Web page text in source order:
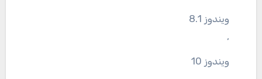
ویندوز 8.1
,
ویندوز 10